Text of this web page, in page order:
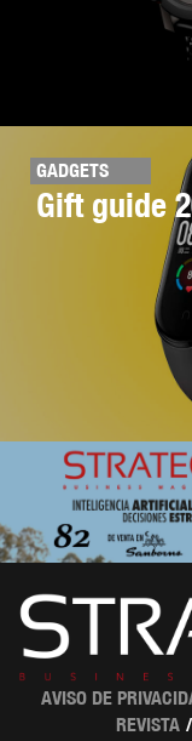
GADGETS
Gift guide
AVISO DE
REVISTA